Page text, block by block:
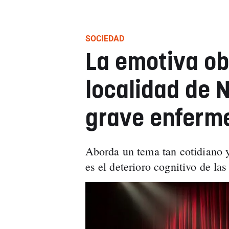
SOCIEDAD
La emotiva
localidad de
grave
Aborda un tema tan cotidiano
es el deterioro cognitivo de